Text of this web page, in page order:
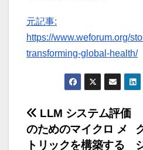
元記事:
https://www.weforum.org/
transforming-global-health/
投
稿
LLM システム評価
のためのマイクロ メ
トリックを構築する